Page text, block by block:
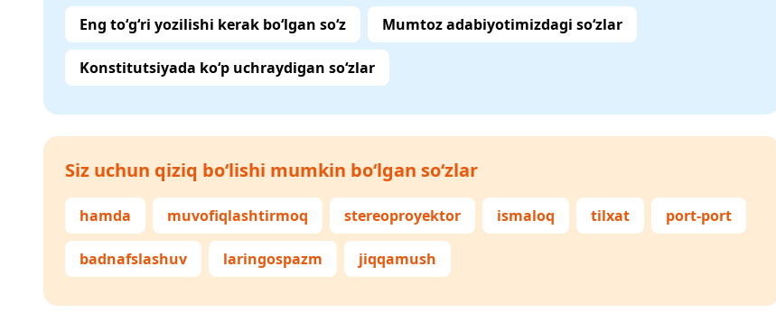
Eng to‘g‘ri yozilishi kerak bo‘lgan so‘z Mumtoz adabiyotimizdagi so‘zlar
Konstitutsiyada ko‘p uchraydigan so‘zlar
Siz uchun qiziq bo‘lishi mumkin bo‘lgan so‘zlar
hamda muvofiqlashtirmoq stereoproyektor ismaloq tilxat port-port
badnafslashuv laringospazm jiqqamush